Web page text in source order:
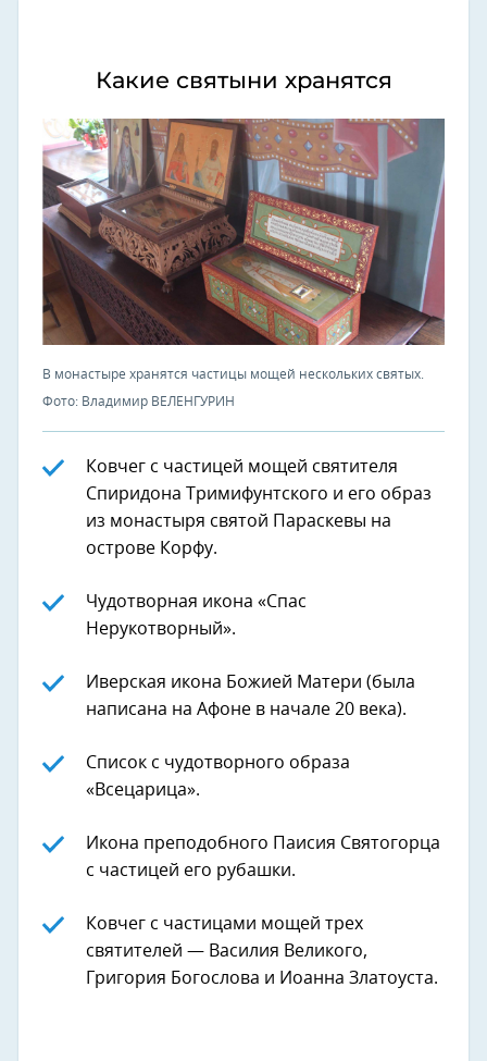
Какие святыни хранятся
В монастыре хранятся частицы мощей нескольких святых.
Фото: Владимир ВЕЛЕНГУРИН
Ковчег с частицей мощей святителя
Спиридона Тримифунтского и его образ
из монастыря святой Параскевы на
острове Корфу.
Чудотворная икона «Спас
Нерукотворный».
Иверская икона Божией Матери (была
написана на Афоне в начале 20 века).
Список с чудотворного образа
«Всецарица».
Икона преподобного Паисия Святогорца
с частицей его рубашки.
Ковчег с частицами мощей трех
святителей — Василия Великого,
Григория Богослова и Иоанна Златоуста.